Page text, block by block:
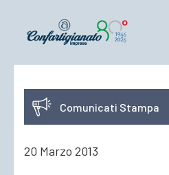
Notizie e Documenti
Confartigianato
Comunicati Stampa
20 Marzo 2013